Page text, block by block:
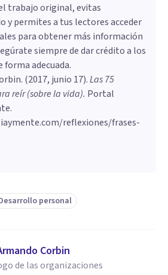
trabajo original, evitas
y permites a tus lectores acceder
para obtener más información
siempre de dar crédito a los
forma adecuada.
. (2017, junio 17).​Las 75
reír (sobre la vida). Portal
reflexiones/frases-
personal
Corbin
de las organizaciones